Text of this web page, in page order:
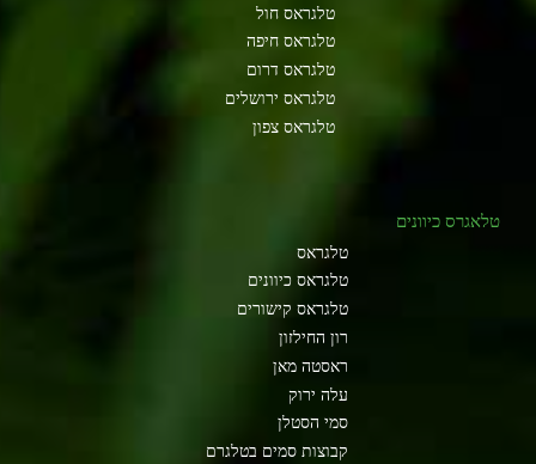
טלגראס חול
טלגראס חיפה
טלגראס דרום
טלגראס ירושלים
טלגראס צפון
טלאגרס כיוונים
טלגראס
טלגראס כיוונים
טלגראס קישורים
רון החילזון
ראסטה מאן
עלה ירוק
סמי הסטלן
קבוצות סמים בטלגרם